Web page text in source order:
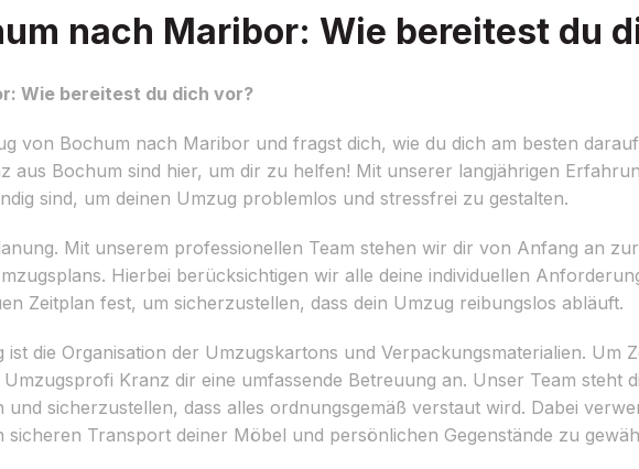
nach Maribor: Wie bereitest du
Wie bereitest du dich vor?
von Bochum nach Maribor und fragst dich, wie du dich am besten
aus Bochum sind hier, um dir zu helfen! Mit unserer langjährigen
sind, um deinen Umzug problemlos und stressfrei zu gestalten.
Mit unserem professionellen Team stehen wir dir von Anfang an
Hierbei berücksichtigen wir alle deine individuellen
Zeitplan fest, um sicherzustellen, dass dein Umzug reibungslos abläuft.
ist die Organisation der Umzugskartons und Verpackungsmaterialien. Um
Kranz dir eine umfassende Betreuung an. Unser Team steht
sicherzustellen, dass alles ordnungsgemäß verstaut wird. Dabei
sicheren Transport deiner Möbel und persönlichen Gegenstände zu